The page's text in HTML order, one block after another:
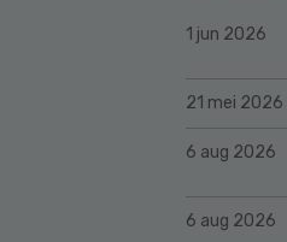
1 jun 2026
21 mei 2026
6 aug 2026
6 aug 2026